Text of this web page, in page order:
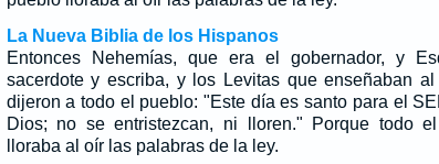
La Nueva Biblia de los Hispanos
Entonces Nehemías, que era el gobernador, y
sacerdote y escriba, y los Levitas que enseñaban al
dijeron a todo el pueblo: "Este día es santo para el
Dios; no se entristezcan, ni lloren." Porque todo
lloraba al oír las palabras de la ley.